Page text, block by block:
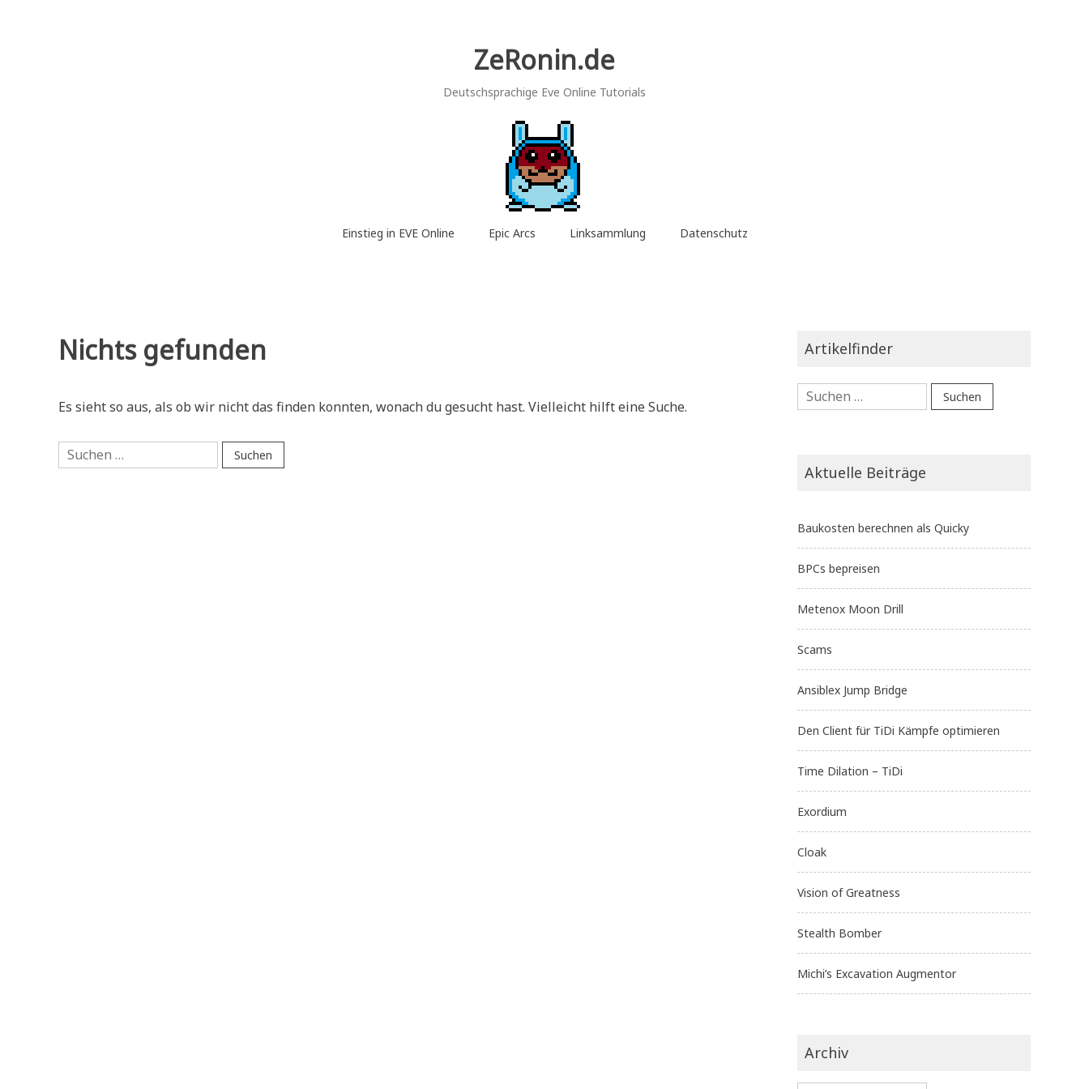
ZeRonin.de
Deutschsprachige Eve Online Tutorials
Einstieg in EVE Online Epic Arcs Linksammlung Datenschutz
Nichts gefunden
Es sieht so aus, als ob wir nicht das finden konnten, wonach du gesucht hast. Vielleicht hilft eine Suche.
Suchen
nach:
Artikelfinder
Suchen
nach:
Aktuelle Beiträge
Baukosten berechnen als Quicky
BPCs bepreisen
Metenox Moon Drill
Scams
Ansiblex Jump Bridge
Den Client für TiDi Kämpfe optimieren
Time Dilation – TiDi
Exordium
Cloak
Vision of Greatness
Stealth Bomber
Michi’s Excavation Augmentor
Archiv